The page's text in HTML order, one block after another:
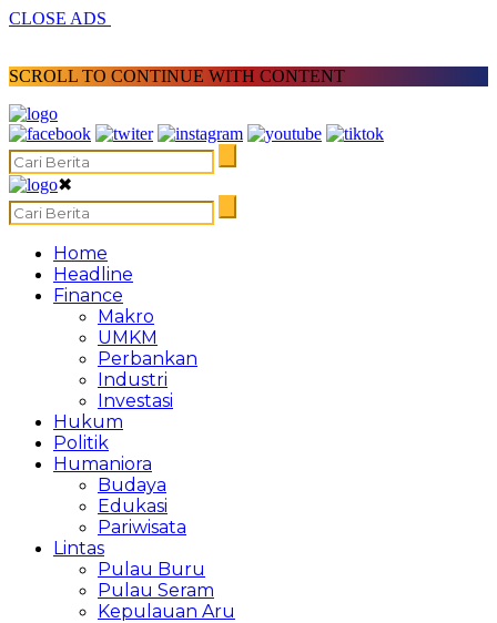
CLOSE ADS
SCROLL TO CONTINUE WITH CONTENT
✖
Home
Headline
Finance
Makro
UMKM
Perbankan
Industri
Investasi
Hukum
Politik
Humaniora
Budaya
Edukasi
Pariwisata
Lintas
Pulau Buru
Pulau Seram
Kepulauan Aru